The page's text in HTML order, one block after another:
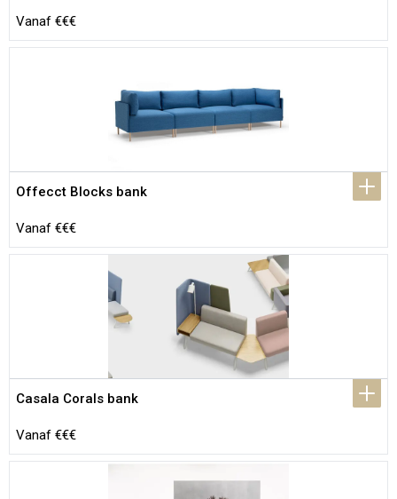
Vanaf €€€
Offecct Blocks bank
Vanaf €€€
Casala Corals bank
Vanaf €€€